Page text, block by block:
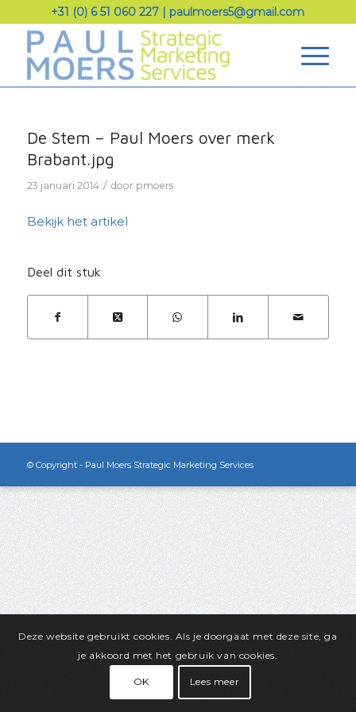
+31 (0) 6 51 060 227 |paulmoers5@gmail.com
De Stem – Paul Moers over merk
Brabant.jpg
23 januari 2014 / door pmoers
Bekijk het artikel
Deel dit stuk
© Copyright - Paul Moers Strategic Marketing Services
Deze website gebruikt cookies. Als je doorgaat met deze site, ga
je akkoord met het gebruik van cookies.
OK Lees meer